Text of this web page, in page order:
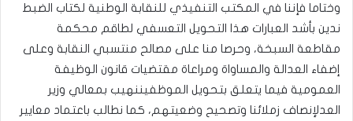
وختاما فإننا في المكتب التنفيذي للنقابة الوطنية لكتاب الضبط
ندين بأشد العبارات هذا التحويل التعسفي لطاقم محكمة
مقاطعة السبخة، وحرصا منا على مصالح منتسبي النقابة وعلى
إضفاء العدالة والمساواة ومراعاة مقتضيات قانون الوظيفة
العمومية فيما يتعلق بتحويل الموظفيننهيب بمعالي وزير
العدلإنصاف زملائنا وتصحيح وضعيتهم، كما نطالب باعتماد معايير